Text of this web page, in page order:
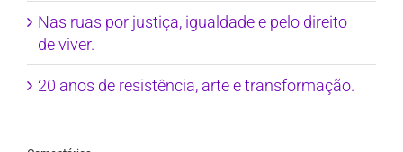
Nas ruas por justiça, igualdade e pelo direito
de viver.
20 anos de resistência, arte e transformação.